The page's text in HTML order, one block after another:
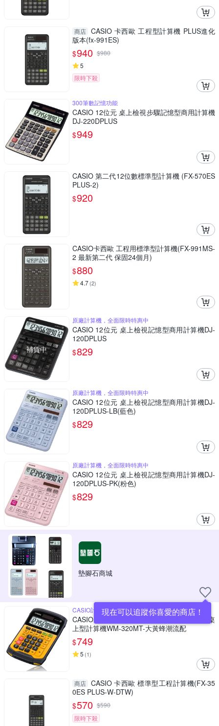
商店 CASIO 卡西歐 工程型計算機 PLUS進化
版本(fx-991ES)
$940 $980
5
限時下殺
300筆數記憶功能
CASIO 12位元 桌上檢視步驟記憶型商用計算機
DJ-220DPLUS
$949
CASIO 第二代12位數標準型計算機 (FX-570ES
PLUS-2)
$920
CASIO卡西歐 工程用標準型計算機(FX-991MS-
2 最新第二代 保固24個月)
$880
4.7(2)
補貨中
原廠計算機，全面限時特惠中
CASIO 12位元 桌上檢視記憶型商用計算機DJ-
120DPLUS
$829
原廠計算機，全面限時特惠中
CASIO 12位元 桌上檢視記憶型商用計算機DJ-
120DPLUS-LB(藍色)
$829
原廠計算機，全面限時特惠中
CASIO 12位元 桌上檢視記憶型商用計算機DJ-
120DPLUS-PK(粉色)
$829
墊腳石商城
現在可以追蹤你喜愛的商店！
CASIO計算機品質保證
CASIO 12位元 獨特鍵盤分離式防水防塵實用桌
上型計算機WM-320MT-大黃蜂潮流配
$749
5 (1)
商店 CASIO 卡西歐 標準型工程計算機(FX-35
0ES PLUS-W-DTW)
$570 $590
限時下殺